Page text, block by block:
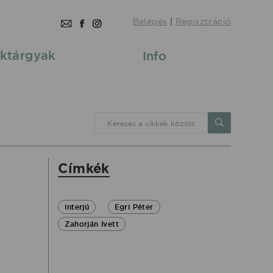
Belépés | Regisztráció
Info
Keresés a cikkek között
Címkék
interjú
Egri Péter
Zahorján Ivett